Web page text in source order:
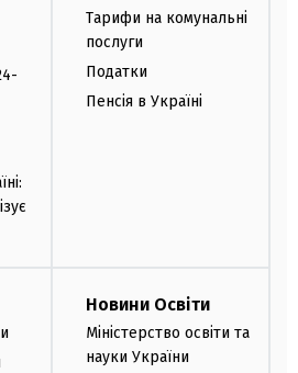
Тарифи на комунальні
послуги
Податки
Пенсія в Україні
Новини Освіти
Міністерство освіти та
науки України